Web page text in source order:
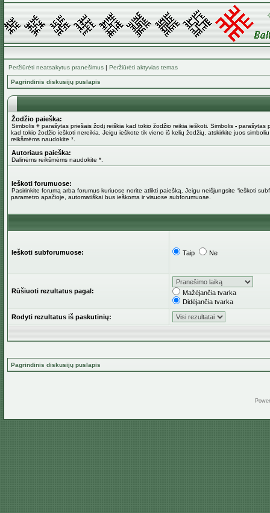
Peržiūrėti neatsakytus pranešimus | Peržiūrėti aktyvias temas
Pagrindinis diskusijų puslapis
Žodžio paieška:
Simbolis + parašytas priešais žodį reiškia kad tokio žodžio reikia ieškoti. Simbolis - parašytas
kad tokio žodžio ieškoti nereikia. Jeigu ieškote tik vieno iš kelių žodžių, atskirkite juos
reikšmėms naudokite *.
Autoriaus paieška:
Dalinėms reikšmėms naudokite *.
Ieškoti forumuose:
Pasirinkite forumą arba forumus kuriuose norite atlikti paiešką. Jeigu neišjungsite “ieškoti
parametro apačioje, automatiškai bus ieškoma ir visuose subforumuose.
Ieškoti subforumuose: Taip Ne
Rūšiuoti rezultatus pagal:
Mažėjančia tvarka
Didėjančia tvarka
Rodyti rezultatus iš paskutinių:
Pagrindinis diskusijų puslapis